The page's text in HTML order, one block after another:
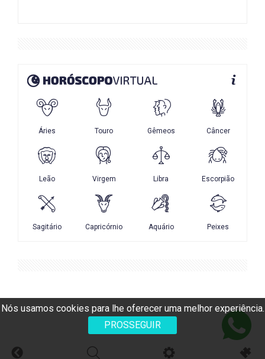
Nós usamos cookies para lhe oferecer uma melhor experiência.
PROSSEGUIR